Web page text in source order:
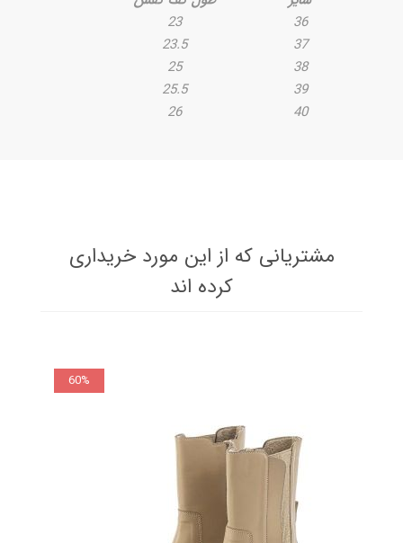
36
23
37
23.5
38
25
39
25.5
40
26
مشتریانی که از این مورد خریداری
کرده اند
60%